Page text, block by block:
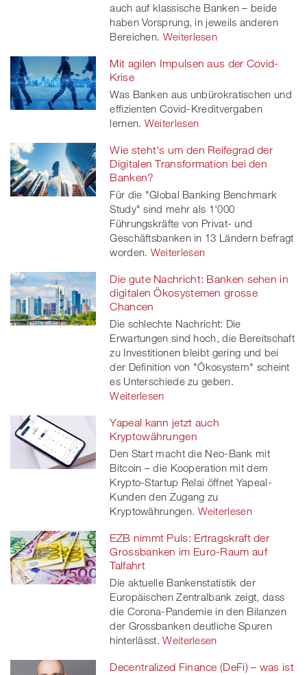
auch auf klassische Banken – beide
haben Vorsprung, in jeweils anderen
Bereichen. Weiterlesen
Mit agilen Impulsen aus der Covid-
Krise
Was Banken aus unbürokratischen und
effizienten Covid-Kreditvergaben
lernen. Weiterlesen
Wie steht's um den Reifegrad der
Digitalen Transformation bei den
Banken?
Für die "Global Banking Benchmark
Study" sind mehr als 1'000
Führungskräfte von Privat- und
Geschäftsbanken in 13 Ländern befragt
worden. Weiterlesen
Die gute Nachricht: Banken sehen in
digitalen Ökosystemen grosse
Chancen
Die schlechte Nachricht: Die
Erwartungen sind hoch, die Bereitschaft
zu Investitionen bleibt gering und bei
der Definition von "Ökosystem" scheint
es Unterschiede zu geben.
Weiterlesen
Yapeal kann jetzt auch
Kryptowährungen
Den Start macht die Neo-Bank mit
Bitcoin – die Kooperation mit dem
Krypto-Startup Relai öffnet Yapeal-
Kunden den Zugang zu
Kryptowährungen. Weiterlesen
EZB nimmt Puls: Ertragskraft der
Grossbanken im Euro-Raum auf
Talfahrt
Die aktuelle Bankenstatistik der
Europäischen Zentralbank zeigt, dass
die Corona-Pandemie in den Bilanzen
der Grossbanken deutliche Spuren
hinterlässt. Weiterlesen
Decentralized Finance (DeFi) – was ist